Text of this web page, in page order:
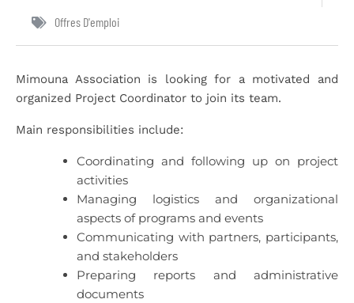
Offres D'emploi
Mimouna Association is looking for a motivated and
organized Project Coordinator to join its team.
Main responsibilities include:
Coordinating and following up on project
activities
Managing logistics and organizational
aspects of programs and events
Communicating with partners, participants,
and stakeholders
Preparing reports and administrative
documents